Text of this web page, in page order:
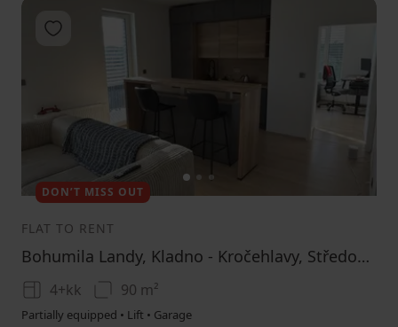
1 3
Add to favorites
DON’T MISS OUT
FLAT TO RENT
Bohumila Landy, Kladno - Kročehlavy, Středočeský Region
4+kk 90 m²
Partially equipped • Lift • Garage